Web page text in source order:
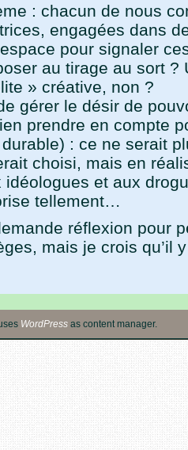
: chacun de nous
engagées dans
pour signaler
au tirage au sort ?
» créative, non ?
gérer le désir de
prendre en compte
: ce ne serait
choisi, mais en
idéologues et aux
tellement…
réflexion pour
mais je crois qu’il
WordPress as content manager.